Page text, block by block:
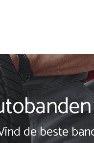
de beste